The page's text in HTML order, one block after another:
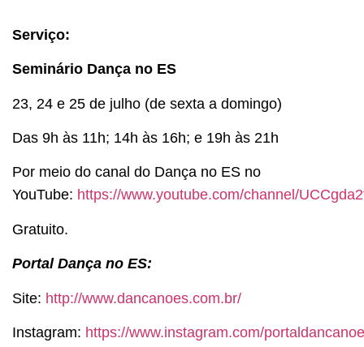
Serviço:
Seminário Dança no ES
23, 24 e 25 de julho (de sexta a domingo)
Das 9h às 11h; 14h às 16h; e 19h às 21h
Por meio do canal do Dança no ES no
YouTube: https://www.youtube.com/channel/
Gratuito.
Portal Dança no ES:
Site: http://www.dancanoes.com.br/
Instagram: https://www.instagram.com/